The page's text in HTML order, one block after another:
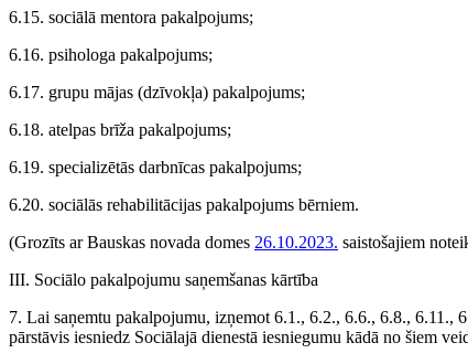
6.15. sociālā mentora pakalpojums;
6.16. psihologa pakalpojums;
6.17. grupu mājas (dzīvokļa) pakalpojums;
6.18. atelpas brīža pakalpojums;
6.19. specializētās darbnīcas pakalpojums;
6.20. sociālās rehabilitācijas pakalpojums bērniem.
(Grozīts ar Bauskas novada domes 26.10.2023. saistošajiem
III. Sociālo pakalpojumu saņemšanas kārtība
7. Lai saņemtu pakalpojumu, izņemot 6.1., 6.2., 6.6., 6.8., 6.11.,
pārstāvis iesniedz Sociālajā dienestā iesniegumu kādā no šiem